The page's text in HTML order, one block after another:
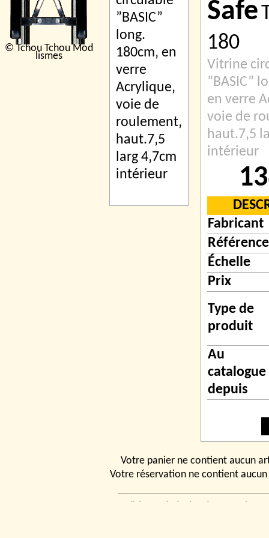
© Tchou Tchou Mod
lismes
Safe
180
Vitrine
”BASIC”
en verre
voie de
haut.7‚5
intérieur
Fabricant
Référence
Échelle
Prix
Type de
produit
Au
catalogue
depuis
Votre panier ne contient aucun
Votre réservation ne contient